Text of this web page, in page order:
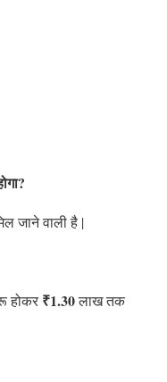
जाने वाली है |
होकर ₹1.30लाख तक